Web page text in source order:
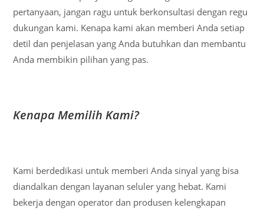
pertanyaan, jangan ragu untuk berkonsultasi dengan regu
dukungan kami. Kenapa kami akan memberi Anda setiap
detil dan penjelasan yang Anda butuhkan dan membantu
Anda membikin pilihan yang pas.
Kenapa Memilih Kami?
Kami berdedikasi untuk memberi Anda sinyal yang bisa
diandalkan dengan layanan seluler yang hebat. Kami
bekerja dengan operator dan produsen kelengkapan